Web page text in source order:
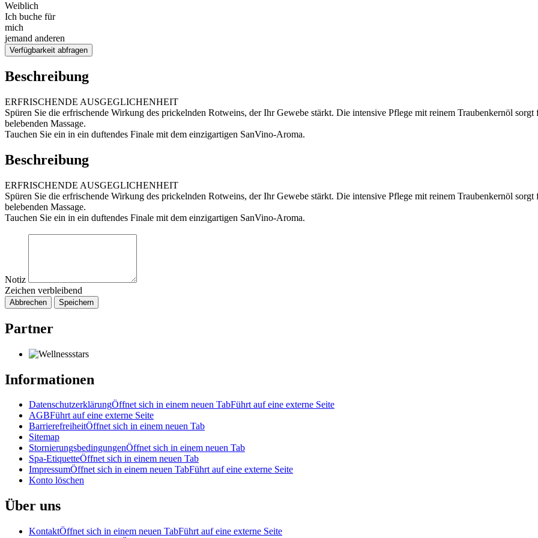
Weiblich
Ich buche für
mich
jemand anderen
Verfügbarkeit abfragen
Beschreibung
ERFRISCHENDE AUSGEGLICHENHEIT
Spüren Sie die erfrischende Wirkung des prickelnden Rotweins, der Ihr Gewebe stärkt. Die intensive Pflege mit reinem Traubenkernöl
belebenden Massage.
Tauchen Sie ein in ein duftendes Finale mit dem einzigartigen SanVino-Aroma.
Beschreibung
ERFRISCHENDE AUSGEGLICHENHEIT
Spüren Sie die erfrischende Wirkung des prickelnden Rotweins, der Ihr Gewebe stärkt. Die intensive Pflege mit reinem Traubenkernöl
belebenden Massage.
Tauchen Sie ein in ein duftendes Finale mit dem einzigartigen SanVino-Aroma.
Notiz
Zeichen verbleibend
Abbrechen Speichern
Partner
Informationen
DatenschutzerklärungÖffnet sich in einem neuen TabFührt auf eine externe Seite
AGBFührt auf eine externe Seite
BarrierefreiheitÖffnet sich in einem neuen Tab
Sitemap
StornierungsbedingungenÖffnet sich in einem neuen Tab
Spa-EtiquetteÖffnet sich in einem neuen Tab
ImpressumÖffnet sich in einem neuen TabFührt auf eine externe Seite
Konto löschen
Über uns
KontaktÖffnet sich in einem neuen TabFührt auf eine externe Seite